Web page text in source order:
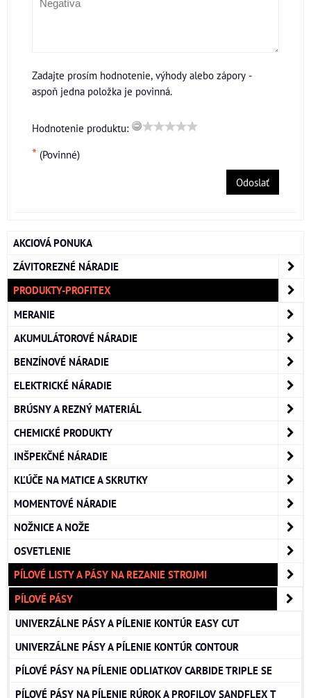
Zadajte prosím hodnotenie, výhody alebo zápory -
aspoň jedna položka je povinná.
Hodnotenie produktu:
* (Povinné)
Odoslať
AKCIOVÁ PONUKA
ZÁVITOREZNÉ NÁRADIE
PRODUKTY-PROFITEX
MERANIE
AKUMULÁTOROVÉ NÁRADIE
BENZÍNOVÉ NÁRADIE
ELEKTRICKÉ NÁRADIE
BRÚSNY A REZNÝ MATERIÁL
CHEMICKÉ PRODUKTY
INŠPEKČNÉ NÁRADIE
KĽÚČE NA MATICE A SKRUTKY
MOMENTOVÉ NÁRADIE
NOŽNICE A NOŽE
OSVETLENIE
PÍLOVÉ LISTY A PÁSY NA REZANIE STROJMI
PÍLOVÉ PÁSY
UNIVERZÁLNE PÁSY A PÍLENIE KONTÚR EASY CUT
UNIVERZÁLNE PÁSY A PÍLENIE KONTÚR CONTOUR
PÍLOVÉ PÁSY NA PÍLENIE ODLIATKOV CARBIDE TRIPLE SE
PÍLOVÉ PÁSY NA PÍLENIE RÚROK A PROFILOV SANDFLEX T